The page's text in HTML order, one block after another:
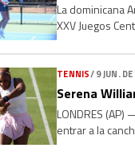
La dominicana
XXV Juegos
TENNIS/9 JUN.
Serena
LONDRES
entrar a la